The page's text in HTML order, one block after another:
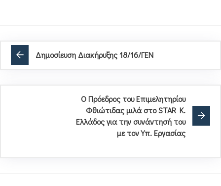
Δημοσίευση Διακήρυξης 18/16/ΓΕΝ
Ο Πρόεδρος του Επιμελητηρίου
Φθιώτιδας μιλά στο STAR K.
Ελλάδος για την συνάντησή του
με τον Υπ. Εργασίας